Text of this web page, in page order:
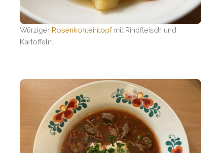
Würziger Rosenkohleintopfmit Rindfleisch und
Kartoffeln.